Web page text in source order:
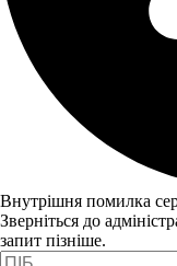
Внутрішня помилка
Зверніться до
запит пізніше.